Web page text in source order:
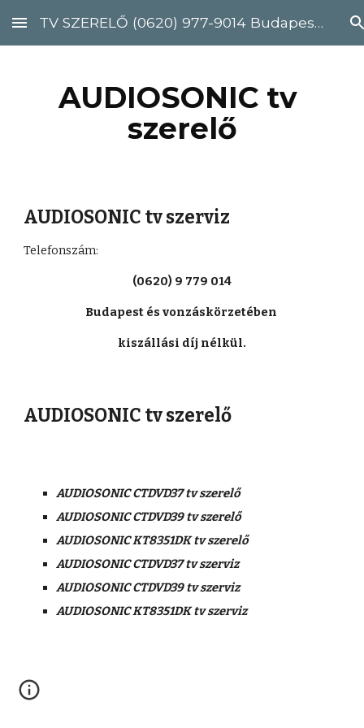
Skip to main content Skip to navigation
TV SZERELŐ (0620) 977-9014 Budapest, Pest megye
AUDIOSONIC tv
szerelő
AUDIOSONIC tv szerviz
Telefonszám:
(0620) 9 779 014
Budapest és vonzáskörzetében
kiszállási díj nélkül.
AUDIOSONIC tv szerelő
AUDIOSONIC CTDVD37 tv szerelő
AUDIOSONIC CTDVD39 tv szerelő
AUDIOSONIC KT8351DK tv szerelő
AUDIOSONIC CTDVD37 tv szerviz
AUDIOSONIC CTDVD39 tv szerviz
AUDIOSONIC KT8351DK tv szerviz